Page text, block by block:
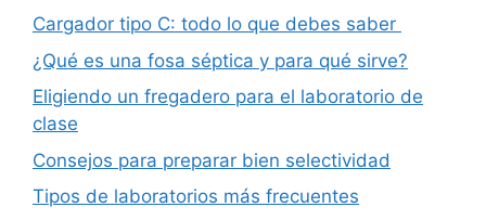
Cargador tipo C: todo lo que debes saber
¿Qué es una fosa séptica y para qué sirve?
Eligiendo un fregadero para el laboratorio de
clase
Consejos para preparar bien selectividad
Tipos de laboratorios más frecuentes